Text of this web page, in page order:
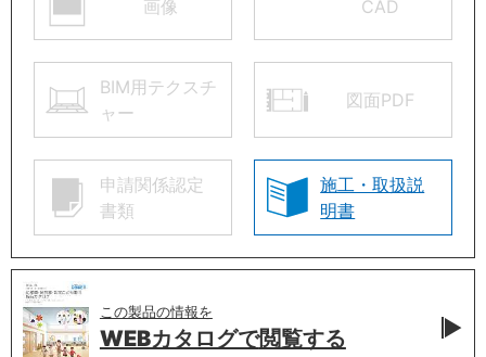
画像 CAD
BIM用テクスチ
ャー
図面PDF
申請関係認定
書類
施工・取扱説
明書
この製品の情報を
WEBカタログで閲覧する